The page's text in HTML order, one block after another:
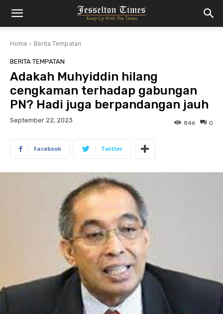
Home Berita Tempatan
BERITA TEMPATAN
Adakah Muhyiddin hilang
cengkaman terhadap gabungan
PN? Hadi juga berpandangan jauh
September 22, 2023 0
846
Facebook Twitter